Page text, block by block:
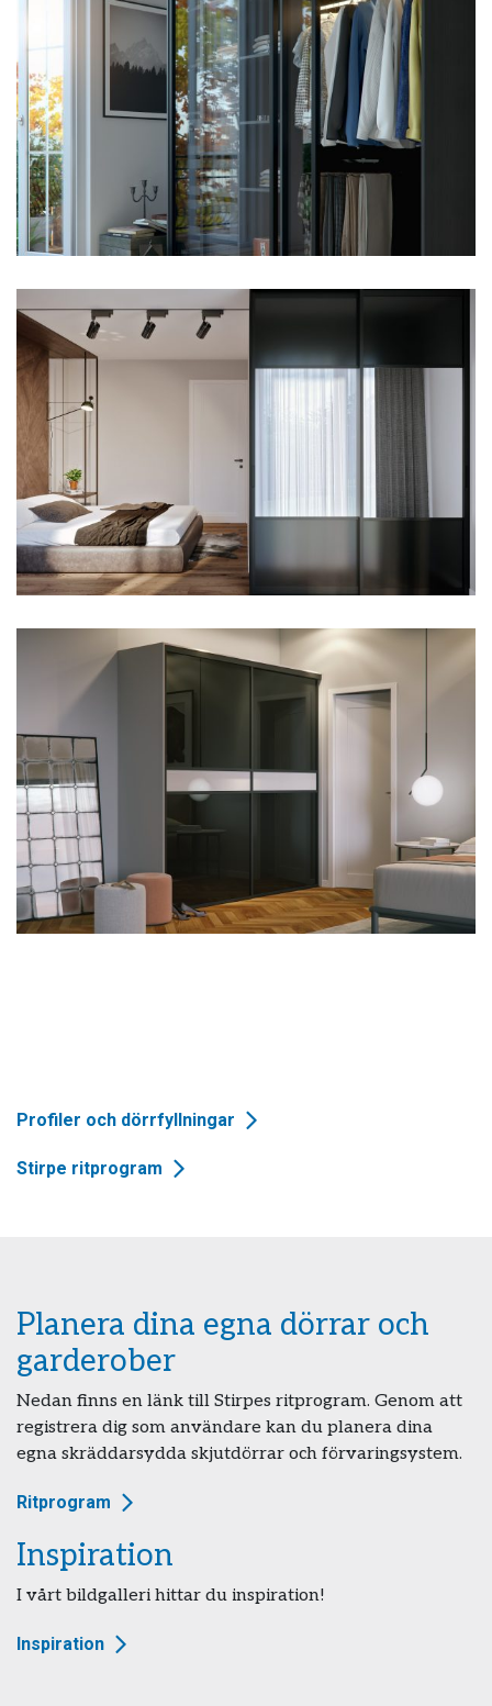
Profiler och dörrfyllningar
Stirpe ritprogram
Planera dina egna dörrar och
garderober
Nedan finns en länk till Stirpes ritprogram. Genom att
registrera dig som användare kan du planera dina
egna skräddarsydda skjutdörrar och förvaringsystem.
Ritprogram
Inspiration
I vårt bildgalleri hittar du inspiration!
Inspiration